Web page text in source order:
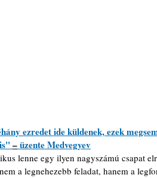
ezredet ide küldenek, ezek
– üzente Medvegyev
lenne egy ilyen nagyszámú csapat
a legnehezebb feladat, hanem a